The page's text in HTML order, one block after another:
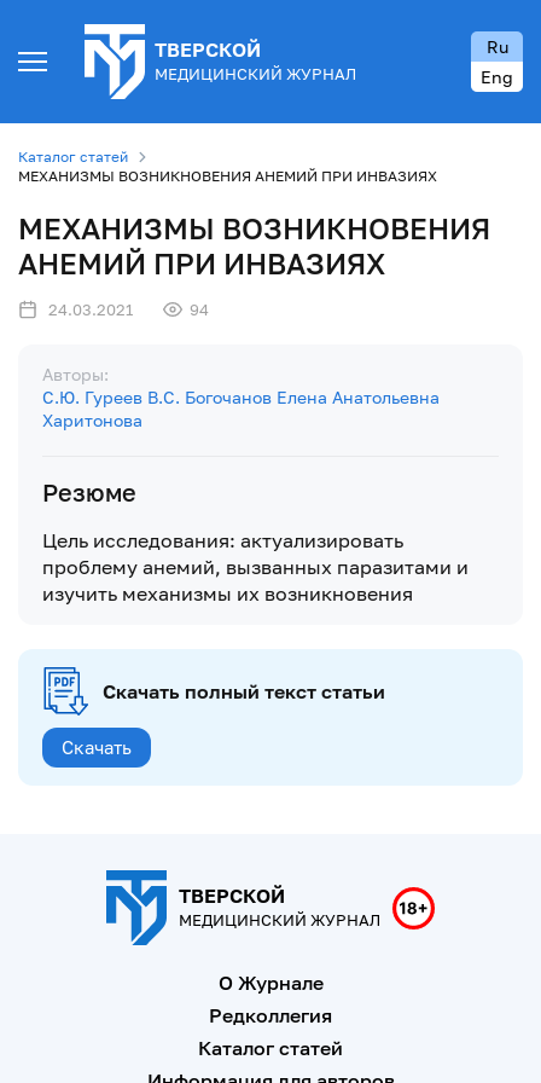
ТВЕРСКОЙ
МЕДИЦИНСКИЙ ЖУРНАЛ
Ru
Eng
Каталог статей
МЕХАНИЗМЫ ВОЗНИКНОВЕНИЯ АНЕМИЙ ПРИ ИНВАЗИЯХ
МЕХАНИЗМЫ ВОЗНИКНОВЕНИЯ
АНЕМИЙ ПРИ ИНВАЗИЯХ
24.03.2021 94
Авторы:
С.Ю. Гуреев В.С. Богочанов Елена Анатольевна
Харитонова
Резюме
Цель исследования: актуализировать
проблему анемий, вызванных паразитами и
изучить механизмы их возникновения
Скачать полный текст статьи
Скачать
ТВЕРСКОЙ
МЕДИЦИНСКИЙ ЖУРНАЛ
О Журнале
Редколлегия
Каталог статей